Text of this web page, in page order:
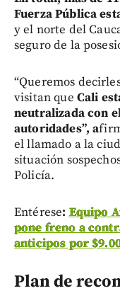
Fuerza Pública
y el norte del
seguro de la
“Queremos
visitan que Cali
neutralizada con
autoridades”, a
el llamado a la
situación
Policía.
Entérese: Equipo
pone freno a
anticipos por
Plan de